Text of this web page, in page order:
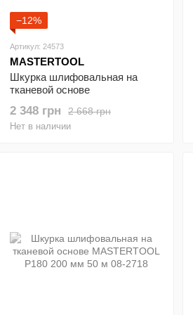
−12%
Артикул: 24573
MASTERTOOL
Шкурка шлифовальная на
тканевой основе
м 08-2703
2 668 грн
2 348 грн
Нет в наличии